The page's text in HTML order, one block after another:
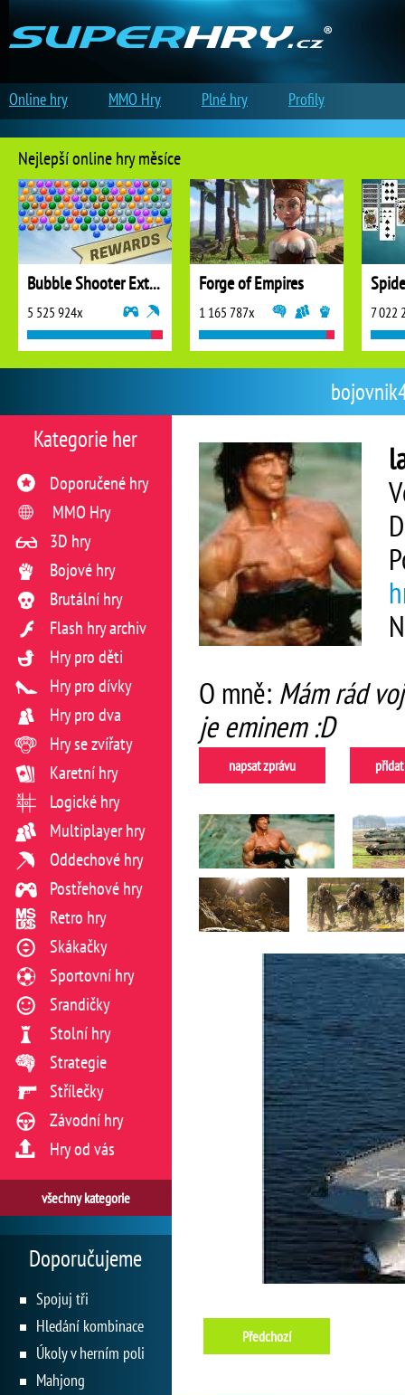
O mně: Mám rád
je eminem :D
napsat zprávu
Předchozí
Kategorie her
Doporučené hry
MMO Hry
3D hry
Bojové hry
Brutální hry
Flash hry archiv
Hry pro děti
Hry pro dívky
Hry pro dva
Hry se zvířaty
Karetní hry
Logické hry
Multiplayer hry
Oddechové hry
Postřehové hry
Retro hry
Skákačky
Sportovní hry
Srandičky
Stolní hry
Strategie
Střílečky
Závodní hry
Hry od vás
všechny kategorie
Doporučujeme
Spojuj tři
Hledání kombinace
Úkoly v herním poli
Mahjong
Nejlepší online hry měsíce
Bubble Shooter Extreme
5 525 924x
Forge of Empires
1 165 787x 7 022
Online hry MMO Hry Plné hry Profily